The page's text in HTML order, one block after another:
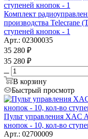
Комплект
производства Telecrane
ступеней кнопок - 1
Арт.: 02300035
35 280 ₽
35 280 ₽
В корзину
Быстрый просмотр
Пульт управления XAC
кнопок - 10, кол-во
Арт.: 02700009